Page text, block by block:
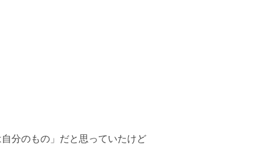
自分のもの」だと思っていたけど